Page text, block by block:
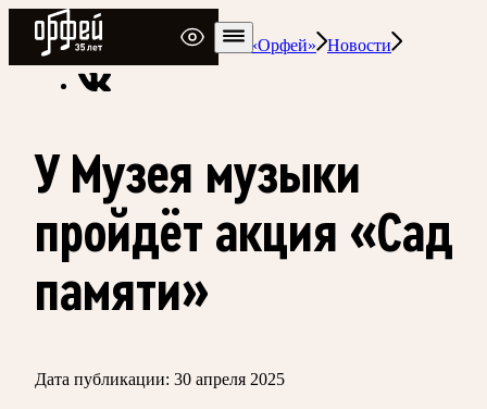
Радио Орфей
Радио классической музыки «Орфей»
Новости
У Музея музыки
пройдёт акция «Сад
памяти»
Дата публикации: 30 апреля 2025